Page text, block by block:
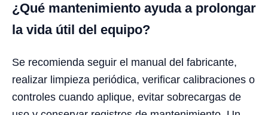
¿Qué mantenimiento ayuda a prolongar
la vida útil del equipo?
Se recomienda seguir el manual del fabricante,
realizar limpieza periódica, verificar calibraciones o
controles cuando aplique, evitar sobrecargas de